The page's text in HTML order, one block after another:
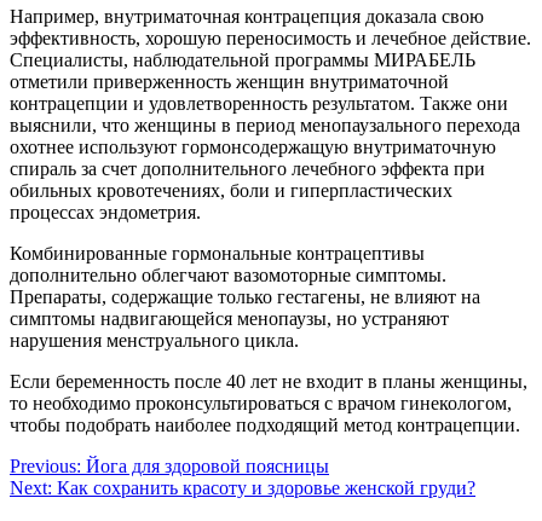
Например, внутриматочная контрацепция доказала свою
эффективность, хорошую переносимость и лечебное действие.
Специалисты, наблюдательной программы МИРАБЕЛЬ
отметили приверженность женщин внутриматочной
контрацепции и удовлетворенность результатом. Также они
выяснили, что женщины в период менопаузального перехода
охотнее используют гормонсодержащую внутриматочную
спираль за счет дополнительного лечебного эффекта при
обильных кровотечениях, боли и гиперпластических
процессах эндометрия.
Комбинированные гормональные контрацептивы
дополнительно облегчают вазомоторные симптомы.
Препараты, содержащие только гестагены, не влияют на
симптомы надвигающейся менопаузы, но устраняют
нарушения менструального цикла.
Если беременность после 40 лет не входит в планы женщины,
то необходимо проконсультироваться с врачом гинекологом,
чтобы подобрать наиболее подходящий метод контрацепции.
Навигация
по
Previous: Йога для здоровой поясницы
Next: Как сохранить красоту и здоровье женской груди?